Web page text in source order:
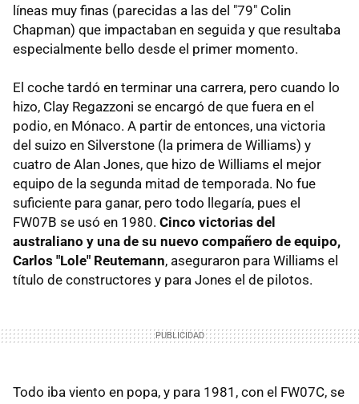
líneas muy finas (parecidas a las del "79" Colin
Chapman) que impactaban en seguida y que resultaba
especialmente bello desde el primer momento.
El coche tardó en terminar una carrera, pero cuando lo
hizo, Clay Regazzoni se encargó de que fuera en el
podio, en Mónaco. A partir de entonces, una victoria
del suizo en Silverstone (la primera de Williams) y
cuatro de Alan Jones, que hizo de Williams el mejor
equipo de la segunda mitad de temporada. No fue
suficiente para ganar, pero todo llegaría, pues el
FW07B se usó en 1980. Cinco victorias del
australiano y una de su nuevo compañero de equipo,
Carlos "Lole" Reutemann, aseguraron para Williams el
título de constructores y para Jones el de pilotos.
Todo iba viento en popa, y para 1981, con el FW07C, se